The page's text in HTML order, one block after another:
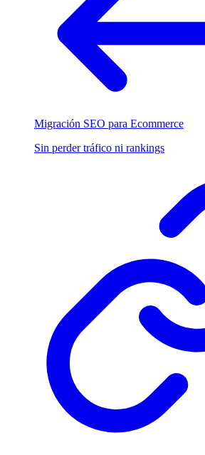
Migración SEO para Ecommerce
Sin perder tráfico ni rankings